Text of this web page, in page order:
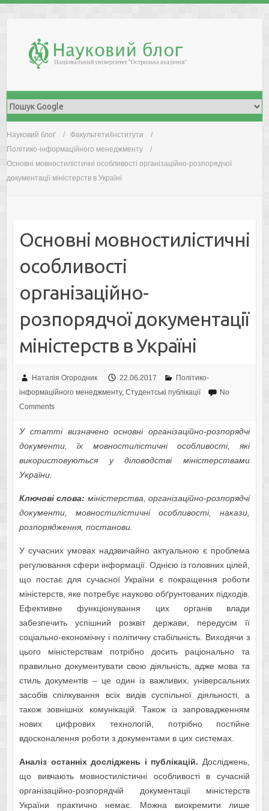
Науковий блоґ
Факультети/інститути
Політико-інформаційного менеджменту
Основні мовностилістичні особливості організаційно-розпорядчої
документації міністерств в Україні
Основні мовностилістичні
особливості
організаційно-
розпорядчої документації
міністерств в Україні
Наталія Огородник 22.06.2017
Політико-
інформаційного менеджменту, Студентські публікації
No
Comments
У статті визначено основні організаційно-розпорядчі
документи, їх мовностилістичні особливості, які
використовуються у діловодстві міністерствами
України.
Ключові слова: міністерства, організаційно-розпорядчі
документи, мовностилістичні особливості, накази,
розпорядження, постанови.
У сучасних умовах надзвичайно актуальною є проблема
регулювання сфери інформації. Однією із головних цілей,
що постає для сучасної України є покращення роботи
міністерств, яке потребує науково обґрунтованих підходів.
Ефективне функціонування цих органів влади
забезпечить успішний розквіт держави, передусім її
соціально-економічну і політичну стабільність. Виходячи з
цього міністерствам потрібно досить раціонально та
правильно документувати свою діяльність, адже мова та
стиль документів – це один із важливих, універсальних
засобів спілкування всіх видів суспільної діяльності, а
також зовнішніх комунікацій. Також із запровадженням
нових цифрових технологій, потрібно постійне
вдосконалення роботи з документами в цих системах.
Аналіз останніх досліджень і публікацій.Досліджень,
що вивчають мовностилістичні особливості в сучасній
організаційно-розпорядчій документації міністерств
України практично немає. Можна виокремити лише